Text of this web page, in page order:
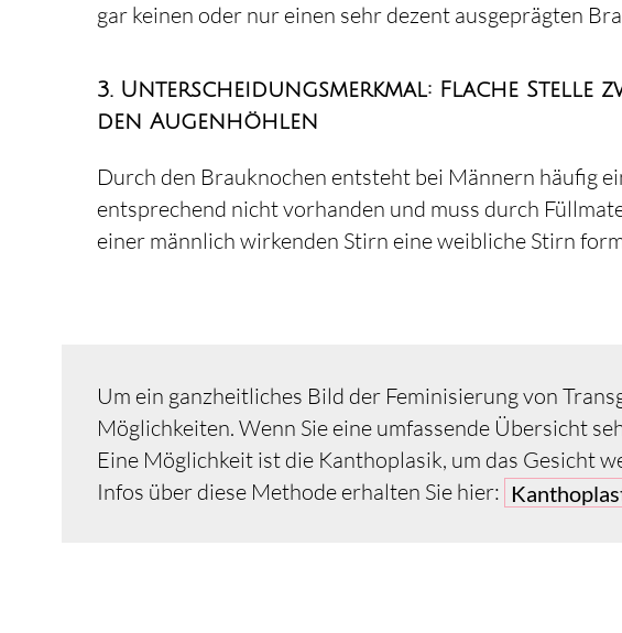
gar keinen oder nur einen sehr dezent ausgeprägten
3. Unterscheidungsmerkmal: Flache Stelle
den Augenhöhlen
Durch den Brauknochen entsteht bei Männern häufig
entsprechend nicht vorhanden und muss durch
einer männlich wirkenden Stirn eine weibliche Stirn
Um ein ganzheitliches Bild der Feminisierung von
Möglichkeiten. Wenn Sie eine umfassende Übersicht
Eine Möglichkeit ist die Kanthoplasik, um das Gesicht
Infos über diese Methode erhalten Sie hier: